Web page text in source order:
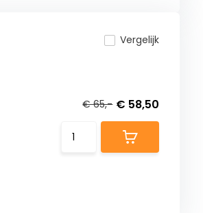
Vergelijk
€ 65,- € 58,50